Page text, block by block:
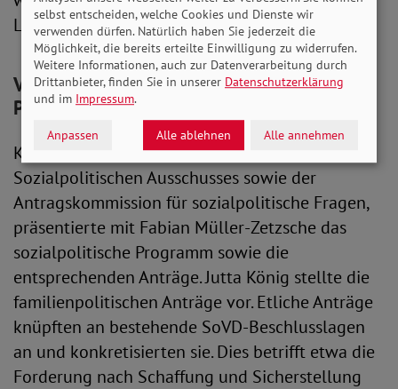
Landesverbandes im SoVD.
Viele sozialpolitische Forderungen ins
Programm aufgenommen
Karl-Dieter Voß, Vorsitzender des
Sozialpolitischen Ausschusses sowie der
Antragskommission für sozialpolitische Fragen,
präsentierte mit Fabian Müller-Zetzsche das
sozialpolitische Programm sowie die
entsprechenden Anträge. Jutta König stellte die
familienpolitischen Anträge vor. Etliche Anträge
knüpften an bestehende SoVD-Beschlusslagen
an und konkretisierten sie. Dies betrifft etwa die
Forderung nach Schaffung und Sicherstellung
selbst entscheiden, welche Cookies und Dienste wir
verwenden dürfen. Natürlich haben Sie jederzeit die
Möglichkeit, die bereits erteilte Einwilligung zu widerrufen.
Weitere Informationen, auch zur Datenverarbeitung durch
Drittanbieter, finden Sie in unserer Datenschutzerklärung
und im Impressum.
Anpassen Alle ablehnen Alle annehmen